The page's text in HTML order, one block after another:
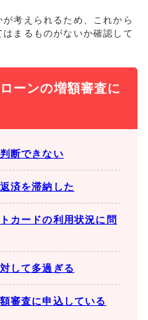
考えられるため、これから
まるものがないか確認して
ーンの増額審査に
断できない
済を滞納した
カードの利用状況に問
して多過ぎる
審査に申込している